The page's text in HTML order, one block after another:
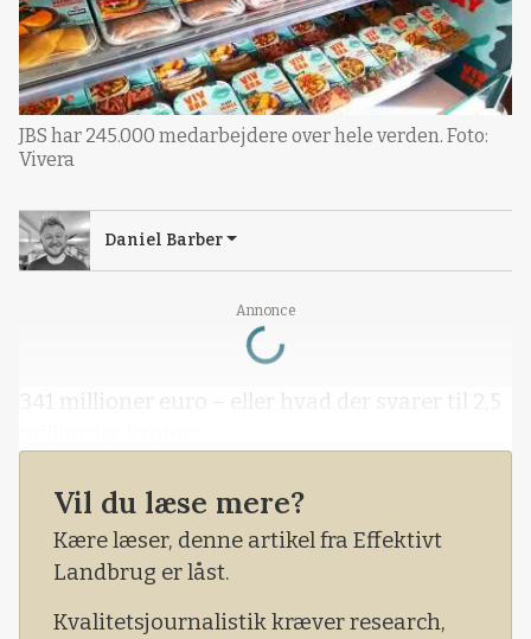
Annonce
Loading...
JBS har 245.000 medarbejdere over hele verden. Foto:
Vivera
Daniel Barber
341 millioner euro – eller hvad der svarer til 2,5
Vil du læse mere?
Kære læser, denne artikel fra Effektivt
Landbrug er låst.
Kvalitetsjournalistik kræver research,